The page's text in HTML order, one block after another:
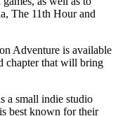
The 11th Hour and
Adventure is available
chapter that will bring
a small indie studio
best known for their